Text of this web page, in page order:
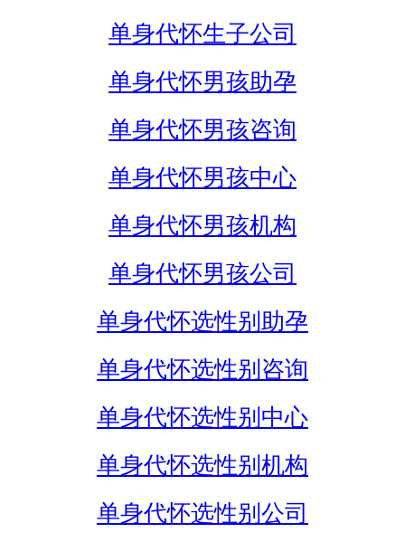
单身代怀生子公司
单身代怀男孩助孕
单身代怀男孩咨询
单身代怀男孩中心
单身代怀男孩机构
单身代怀男孩公司
单身代怀选性别助孕
单身代怀选性别咨询
单身代怀选性别中心
单身代怀选性别机构
单身代怀选性别公司